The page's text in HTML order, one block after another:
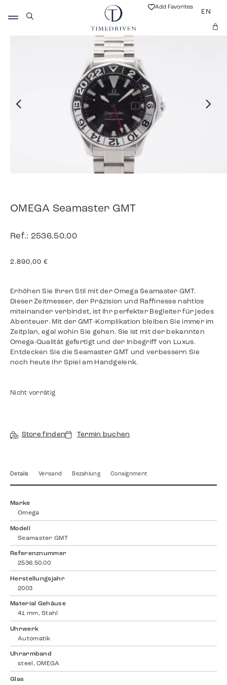
Add Favorites
EN
OMEGA Seamaster GMT
Ref.: 2536.50.00
2.890,00 €
Erhöhen Sie Ihren Stil mit der Omega Seamaster GMT.
Dieser Zeitmesser, der Präzision und Raffinesse nahtlos
miteinander verbindet, ist Ihr perfekter Begleiter für jedes
Abenteuer. Mit der GMT-Komplikation bleiben Sie immer im
Zeitplan, egal wohin Sie gehen. Sie ist mit der bekannten
Omega-Qualität gefertigt und der Inbegriff von Luxus.
Entdecken Sie die Seamaster GMT und verbessern Sie
noch heute Ihr Spiel am Handgelenk.
Nicht vorrätig
Store finden Termin buchen
Details Versand Bezahlung Consignment
Marke
Omega
Modell
Seamaster GMT
Referenznummer
2536.50.00
Herstellungsjahr
2003
Material Gehäuse
41 mm, Stahl
Uhrwerk
Automatik
Uhrarmband
steel, OMEGA
Glas